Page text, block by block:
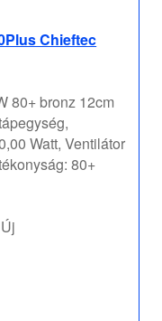
Chieftec
80+ bronz 12cm
Watt, Ventilátor
80+
Új